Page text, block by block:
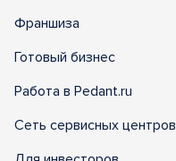
Франшиза
Готовый бизнес
Работа в Pedant.ru
Сеть сервисных